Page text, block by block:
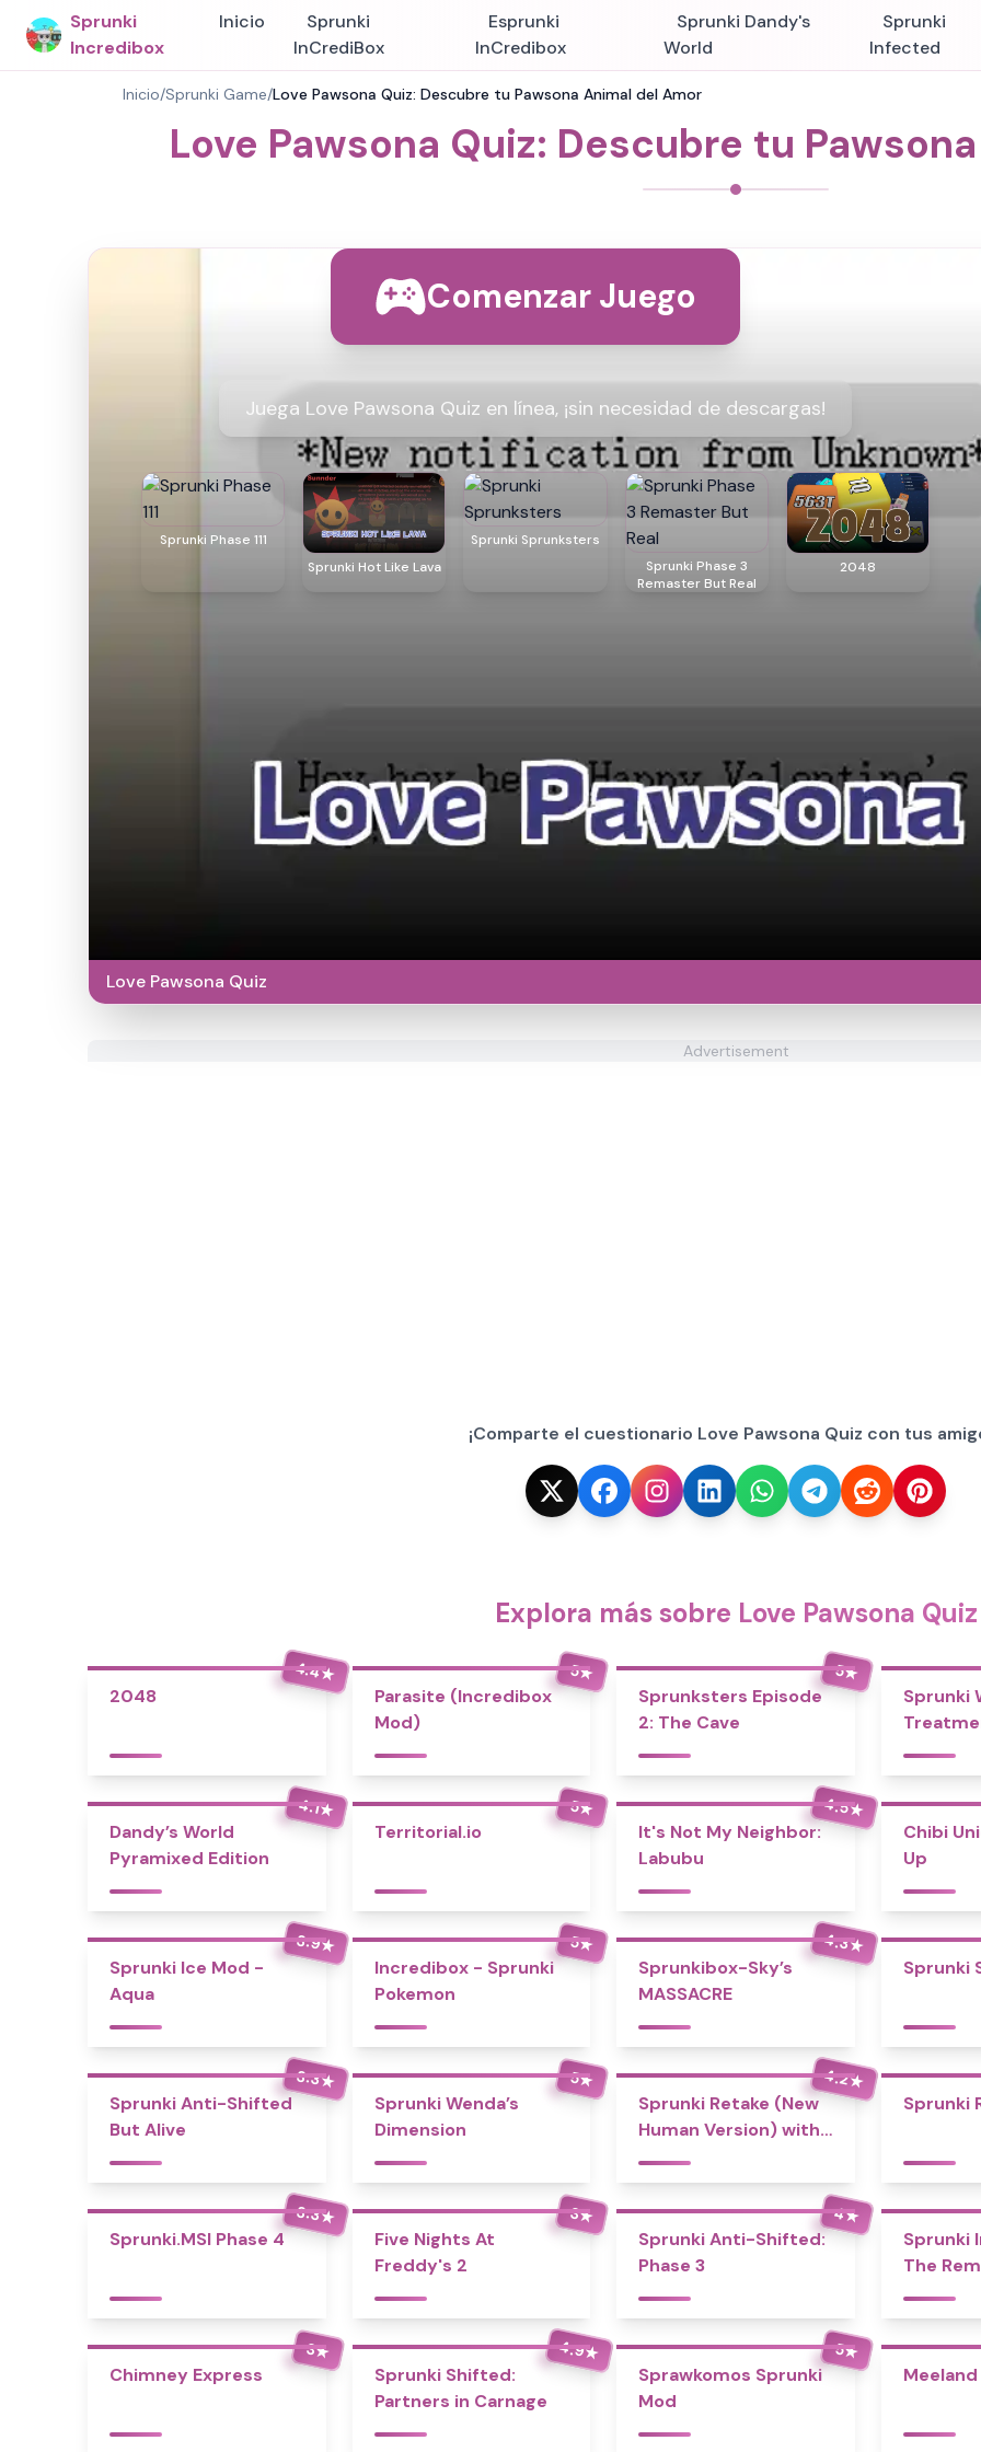
Sprunki
Incredibox
Inicio
Sprunki
InCrediBox
Esprunki
InCredibox
Sprunki Dandy's
World
Sprunki
Infected
Inicio/Sprunki Game/Love Pawsona Quiz: Descubre tu Pawsona Animal del Amor
Love Pawsona Quiz: Descubre tu
Comenzar Juego
Juega Love Pawsona Quiz en línea, ¡sin necesidad de descargas!
Sprunki Phase 111
Sprunki Hot Like Lava
Sprunki Sprunksters
Sprunki Phase 3
Remaster But Real
2048
Love Pawsona Quiz
Advertisement
¡Comparte el cuestionario Love Pawsona Quiz con tus
Explora más sobre Love Pawsona Quiz
4.4★
2048
5★
Parasite (Incredibox
Mod)
5★
Sprunksters Episode
2: The Cave
Sprunki
4.1★
Dandy’s World
Pyramixed Edition
5★
Territorial.io
4.5★
It's Not My Neighbor:
Labubu
Chibi
Up
3.9★
Sprunki Ice Mod -
Aqua
5★
Incredibox - Sprunki
Pokemon
4.3★
Sprunkibox-Sky’s
MASSACRE
Sprunki
3.3★
Sprunki Anti-Shifted
But Alive
5★
Sprunki Wenda’s
Dimension
4.2★
Sprunki Retake (New
Human Version) with
Bonus
Sprunki
3.3★
Sprunki.MSI Phase 4
3★
Five Nights At
Freddy's 2
4★
Sprunki Anti-Shifted:
Phase 3
Sprunki
The
3★
Chimney Express
4.9★
Sprunki Shifted:
Partners in Carnage
5★
Sprawkomos Sprunki
Mod
Meeland